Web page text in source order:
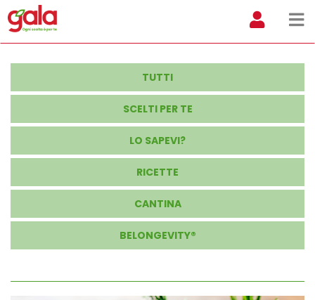
TUTTI
SCELTI PER TE
LO SAPEVI?
RICETTE
CANTINA
BELONGEVITY®